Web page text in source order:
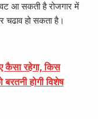
आ सकती है रोजगार में
चढाव हो सकता है।
कैसा रहेगा, किस
होगी विशेष